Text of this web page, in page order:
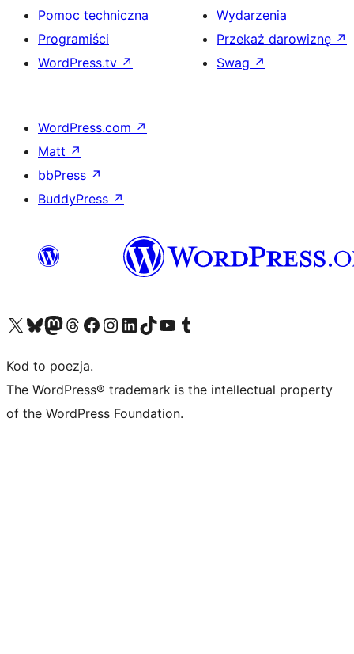
Pomoc techniczna
Programiści
WordPress.tv ↗
Wydarzenia
Przekaż darowiznę ↗
Swag ↗
WordPress.com ↗
Matt ↗
bbPress ↗
BuddyPress ↗
Odwiedź nasze konto X (dawniej Twitter)
Odwiedź nasze konto Bluesky
Odwiedź nasze konto na Mastodoncie
Odwiedź naszego Threadsa
Odwiedź naszego Facebooka
Odwiedź nasze konto na Instagramie
Odwiedź nasze konto na LinkedIn
Odwiedź naszego TikToka
Odwiedź nasz kanał YouTube
Odwiedź naszego Tumblra
Kod to poezja.
The WordPress® trademark is the intellectual property
of the WordPress Foundation.